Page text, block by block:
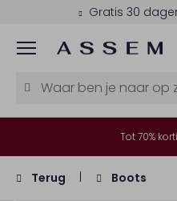
Gratis 30
Menu
Tot 70%
Terug Boots